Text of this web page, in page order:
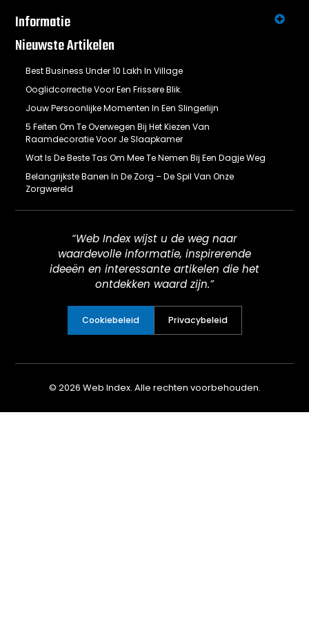
Informatie
Nieuwste Artikelen
Best Business Under 10 Lakh In Village
Ooglidcorrectie Voor Een Frissere Blik.
Jouw Persoonlijke Momenten In Een Slingerlijn
5 Feiten Om Te Overwegen Bij Het Kiezen Van
Raamdecoratie Voor Je Slaapkamer
Wat Is De Beste Tas Om Mee Te Nemen Bij Een Dagje Weg
Belangrijkste Banen In De Zorg – De Spil Van Onze
Zorgwereld
“Web Index wijst u de weg naar
waardevolle informatie, inspirerende
ideeën en interessante artikelen die het
ontdekken waard zijn.”
Cookiebeleid Privacybeleid
© 2026 Web Index. Alle rechten voorbehouden.